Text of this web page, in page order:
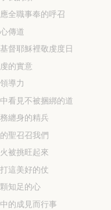
應全職事奉的呼召
傳道
督耶穌裡敬虔度日
的實意
導力
中看見不被捆綁的道
纏身的精兵
聖召召我們
被挑旺起來
這美好的仗
顆知足的心
的成見而行事